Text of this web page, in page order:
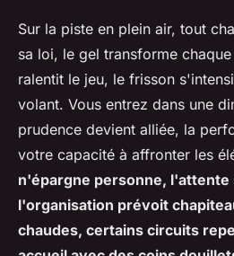
Sur la piste en plein air, tout
sa loi, le gel transforme
ralentit le jeu, le frisson
volant. Vous entrez dans une
prudence devient alliée, la
votre capacité à affronter les
n'épargne personne, l'attente
l'organisation prévoit
chaudes, certains circuits